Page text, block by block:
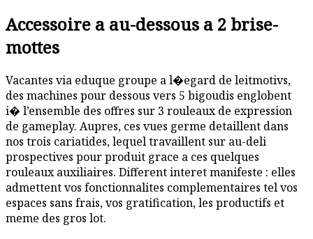
Accessoire a au-dessous a 2 brise-
mottes
Vacantes via eduque groupe a l�egard de leitmotivs,
des machines pour dessous vers 5 bigoudis englobent
i� l’ensemble des offres sur 3 rouleaux de expression
de gameplay. Aupres, ces vues germe detaillent dans
nos trois cariatides, lequel travaillent sur au-deli
prospectives pour produit grace a ces quelques
rouleaux auxiliaires. Different interet manifeste : elles
admettent vos fonctionnalites complementaires tel vos
espaces sans frais, vos gratification, les productifs et
meme des gros lot.